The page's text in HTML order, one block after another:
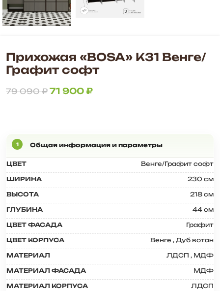
Прихожая «BOSA» К31 Венге/
Графит софт
79 090₽ 71 900₽
ЦВЕТ Венге/Графит софт
ШИРИНА 230 см
ВЫСОТА 218 см
ГЛУБИНА 44 см
ЦВЕТ ФАСАДА Графит
ЦВЕТ КОРПУСА Венге , Дуб вотан
МАТЕРИАЛ ЛДСП , МДФ
МАТЕРИАЛ ФАСАДА МДФ
МАТЕРИАЛ КОРПУСА ЛДСП